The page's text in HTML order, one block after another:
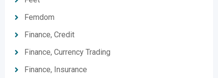
Femdom
Finance, Credit
Finance, Currency Trading
Finance, Insurance